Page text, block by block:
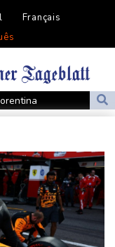
Français
após ruptura
amistoso em Hong
de Trump sobre a
existente contra outra